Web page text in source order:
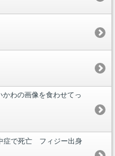
かわの画像を食わせてっ
症で死亡 フィジー出身